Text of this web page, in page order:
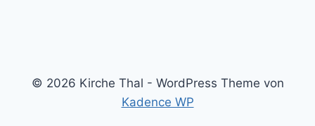
© 2026 Kirche Thal - WordPress Theme von
Kadence WP